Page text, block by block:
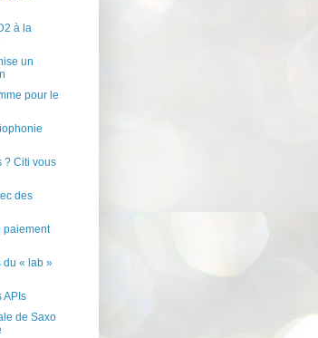
à la
un
pour le
? Citi vous
des
paiement
du « lab »
APIs
de Saxo